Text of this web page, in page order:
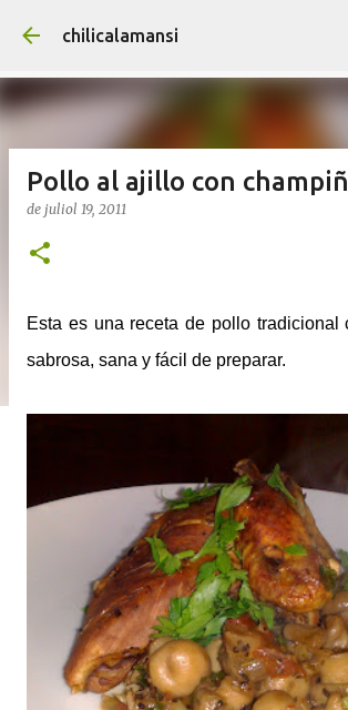
Salta al contingut principal
chilicalamansi
Pollo al ajillo con
de juliol 19, 2011
Esta es una receta de pollo tradicional
sabrosa, sana y fácil de preparar.